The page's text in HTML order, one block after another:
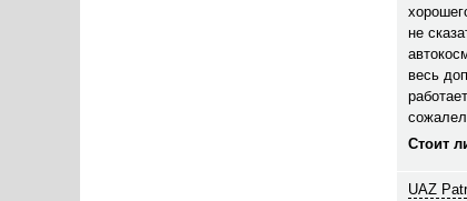
не
весь
Стоит
UAZ